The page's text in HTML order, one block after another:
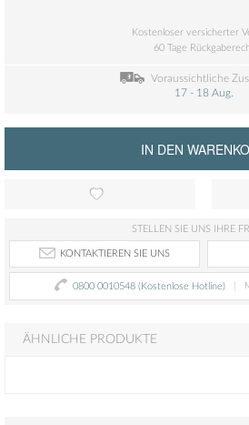
Kostenloser versicherter
60 Tage
Voraussichtliche
17 - 18 Aug.
IN DEN
STELLEN SIE UNS IHRE
KONTAKTIEREN SIE UNS
0800 0010548 (Kostenlose Hotline)
ÄHNLICHE PRODUKTE